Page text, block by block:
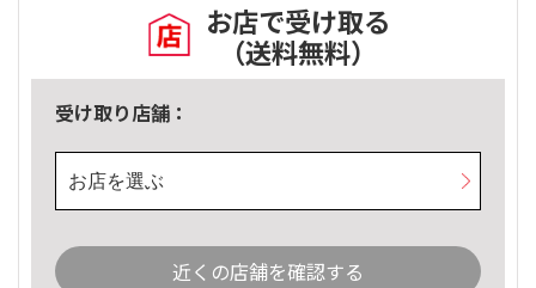
お店で受け取る
（送料無料）
受け取り店舗：
お店を選ぶ
近くの店舗を確認する